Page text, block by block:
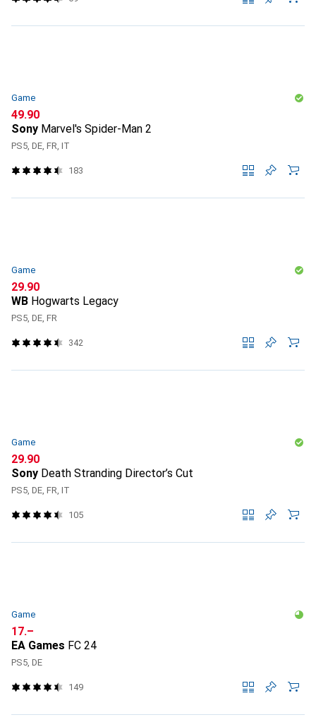
Game
CHF
49.90
Sony Marvel's Spider-Man 2
PS5, DE, FR, IT
183
Game
CHF
29.90
WB Hogwarts Legacy
PS5, DE, FR
342
Game
CHF
29.90
Sony Death Stranding Director’s Cut
PS5, DE, FR, IT
105
Game
CHF
17.–
EA Games FC 24
PS5, DE
149